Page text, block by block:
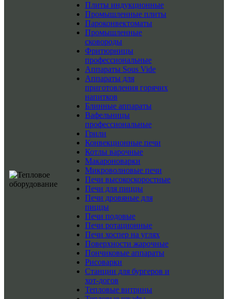
Плиты индукционные
Промышленные плиты
Пароконвектоматы
Промышленные
сковороды
Фритюрницы
профессиональные
Аппараты Sous Vide
Аппараты для
приготовления горячих
напитков
Блинные аппараты
Вафельницы
профессиональные
Грили
Конвекционные печи
Котлы варочные
Макароноварки
Микроволновые печи
Печи высокоскоростные
Печи для пиццы
Печи дровяные для
пиццы
Печи подовые
Печи ротационные
Печи хоспер на углях
Поверхности жарочные
Пончиковые аппараты
Рисоварки
Станции для бургеров и
хот-догов
Тепловые витрины